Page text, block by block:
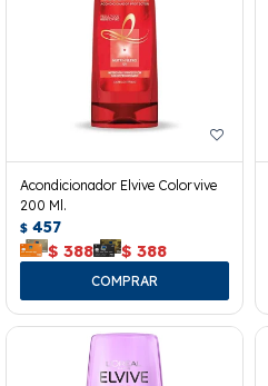
Acondicionador Elvive Colorvive
200 Ml.
$ 457
$ 388 $ 388